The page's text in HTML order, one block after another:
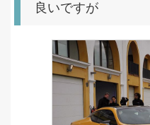
良いですが